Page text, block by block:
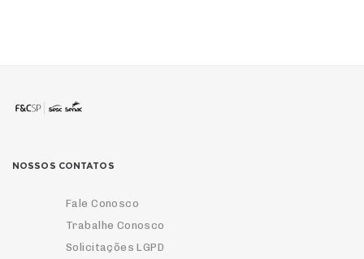
NOSSOS CONTATOS
Fale Conosco
Trabalhe Conosco
Solicitações LGPD